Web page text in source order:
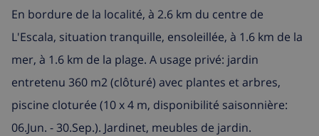
En bordure de la localité, à 2.6 km du centre de
L'Escala, situation tranquille, ensoleillée, à 1.6 km de la
mer, à 1.6 km de la plage. A usage privé: jardin
entretenu 360 m2 (clôturé) avec plantes et arbres,
piscine cloturée (10 x 4 m, disponibilité saisonnière:
06.Jun. - 30.Sep.). Jardinet, meubles de jardin.